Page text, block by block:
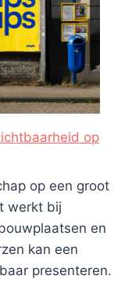
op
op een groot
werkt bij
en
kan een
presenteren.